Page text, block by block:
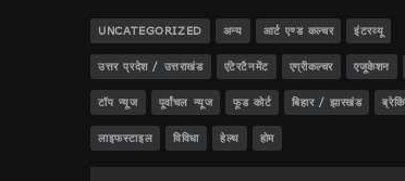
UNCATEGORIZED अन्य आर्ट एण्ड कल्चर इंटरव्यू
उत्तर प्रदेश / उत्तराखंड एंटेरटैनमेंट एग्रीकल्चर एजूकेशन
टॉप न्यूज पूर्वांचल न्यूज फूड कोर्ट बिहार / झारखंड
लाइफस्टाइल विविधा हेल्थ होम